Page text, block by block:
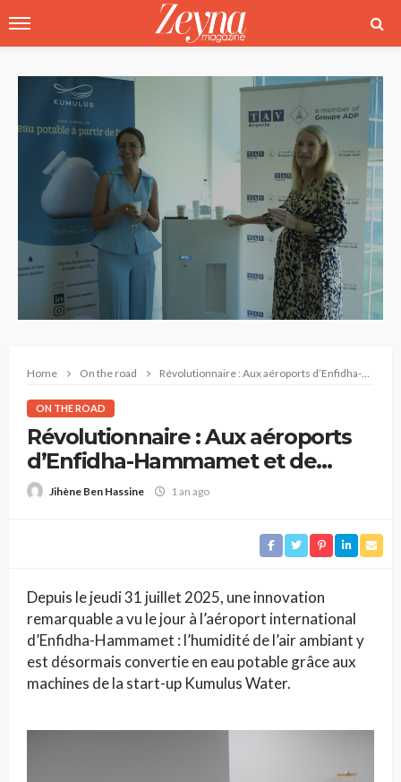
Home On the road Révolutionnaire : Aux aéroports d’Enfidha-Hammamet et de Monastir, l’air se transforme désormais en eau potable
ON THE ROAD
Révolutionnaire : Aux aéroports
d’Enfidha-Hammamet et de
Monastir, l’air se transforme
Jihène Ben Hassine 1 an ago
Depuis le jeudi 31 juillet 2025, une innovation
remarquable a vu le jour à l’aéroport international
d’Enfidha-Hammamet : l’humidité de l’air ambiant y
est désormais convertie en eau potable grâce aux
machines de la start-up Kumulus Water.